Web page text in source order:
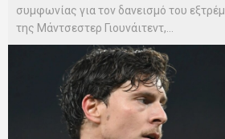
συμφωνίας για τον δανεισμό του εξτρέμ
της Μάντσεστερ Γιουνάιτεντ,...